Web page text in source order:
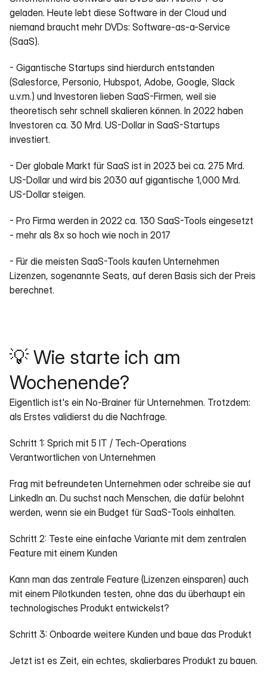
geladen. Heute lebt diese Software in der Cloud und
niemand braucht mehr DVDs: Software-as-a-Service
(SaaS).
- Gigantische Startups sind hierdurch entstanden
(Salesforce, Personio, Hubspot, Adobe, Google, Slack
u.v.m.) und Investoren lieben SaaS-Firmen, weil sie
theoretisch sehr schnell skalieren können. In 2022 haben
Investoren ca. 30 Mrd. US-Dollar in SaaS-Startups
investiert.
- Der globale Markt für SaaS ist in 2023 bei ca. 275 Mrd.
US-Dollar und wird bis 2030 auf gigantische 1,000 Mrd.
US-Dollar steigen.
- Pro Firma werden in 2022 ca. 130 SaaS-Tools eingesetzt
- mehr als 8x so hoch wie noch in 2017
- Für die meisten SaaS-Tools kaufen Unternehmen
Lizenzen, sogenannte Seats, auf deren Basis sich der Preis
berechnet.
💡 Wie starte ich am
Wochenende?
Eigentlich ist's ein No-Brainer für Unternehmen. Trotzdem:
als Erstes validierst du die Nachfrage.
Schritt 1: Sprich mit 5 IT / Tech-Operations
Verantwortlichen von Unternehmen
Frag mit befreundeten Unternehmen oder schreibe sie auf
LinkedIn an. Du suchst nach Menschen, die dafür belohnt
werden, wenn sie ein Budget für SaaS-Tools einhalten.
Schritt 2: Teste eine einfache Variante mit dem zentralen
Feature mit einem Kunden
Kann man das zentrale Feature (Lizenzen einsparen) auch
mit einem Pilotkunden testen, ohne das du überhaupt ein
technologisches Produkt entwickelst?
Schritt 3: Onboarde weitere Kunden und baue das Produkt
Jetzt ist es Zeit, ein echtes, skalierbares Produkt zu bauen.